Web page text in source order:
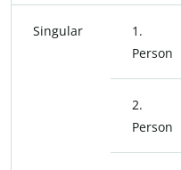
Singular
1.
Person
2.
Person